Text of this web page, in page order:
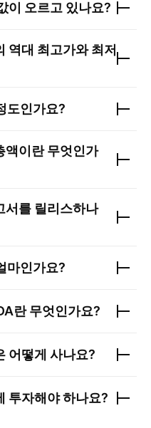
이 오르고 있나요?
역대 최고가와 최저
도인가요?
액이란 무엇인가
서를 릴리스하나
마인가요?
란 무엇인가요?
어떻게 사나요?
투자해야 하나요?